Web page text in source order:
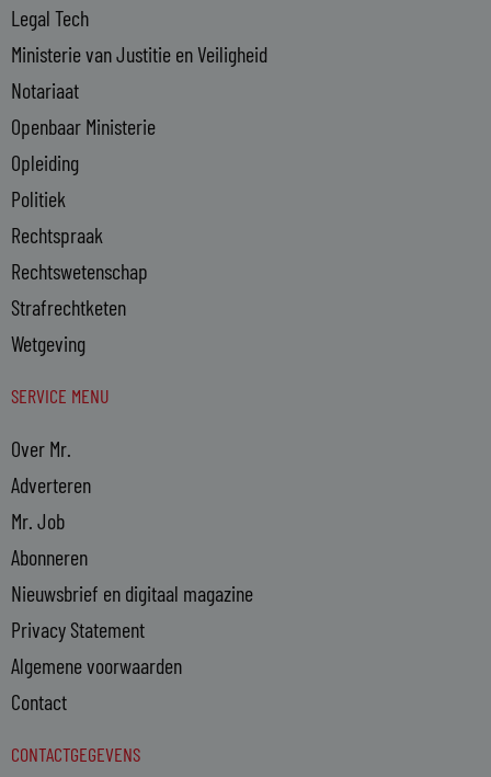
Legal Tech
Ministerie van Justitie en Veiligheid
Notariaat
Openbaar Ministerie
Opleiding
Politiek
Rechtspraak
Rechtswetenschap
Strafrechtketen
Wetgeving
SERVICE MENU
Over Mr.
Adverteren
Mr. Job
Abonneren
Nieuwsbrief en digitaal magazine
Privacy Statement
Algemene voorwaarden
Contact
CONTACTGEGEVENS